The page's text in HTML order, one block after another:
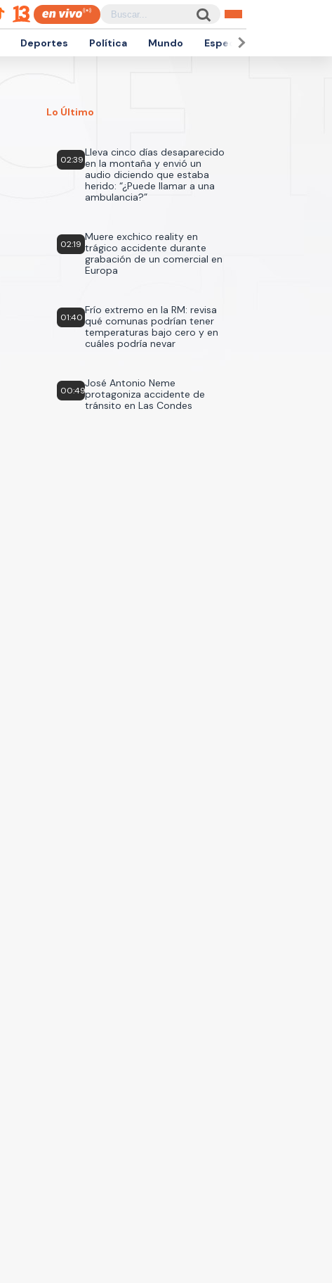
Deportes Política Mundo Espectáculos
Lo Último
02:39
Lleva cinco días desaparecido
en la montaña y envió un
audio diciendo que estaba
herido: “¿Puede llamar a una
ambulancia?”
02:19
Muere exchico reality en
trágico accidente durante
grabación de un comercial en
Europa
01:40
Frío extremo en la RM: revisa
qué comunas podrían tener
temperaturas bajo cero y en
cuáles podría nevar
00:49
José Antonio Neme
protagoniza accidente de
tránsito en Las Condes